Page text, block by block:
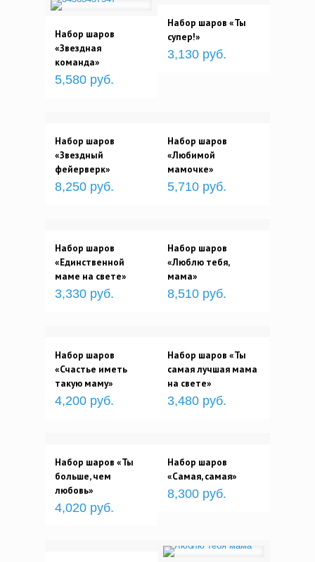
Набор шаров
«Звездная
команда»
5,580 руб.
Набор шаров «Ты
супер!»
3,130 руб.
Набор шаров
«Звездный
фейерверк»
8,250 руб.
Набор шаров
«Любимой
мамочке»
5,710 руб.
Набор шаров
«Единственной
маме на свете»
3,330 руб.
Набор шаров
«Люблю тебя,
мама»
8,510 руб.
Набор шаров
«Счастье иметь
такую маму»
4,200 руб.
Набор шаров «Ты
самая лучшая мама
на свете»
3,480 руб.
Набор шаров «Ты
больше, чем
любовь»
4,020 руб.
Набор шаров
«Самая, самая»
8,300 руб.